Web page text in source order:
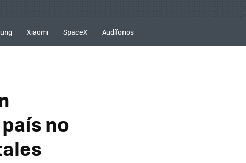
Xiaomi SpaceX Audífonos
no